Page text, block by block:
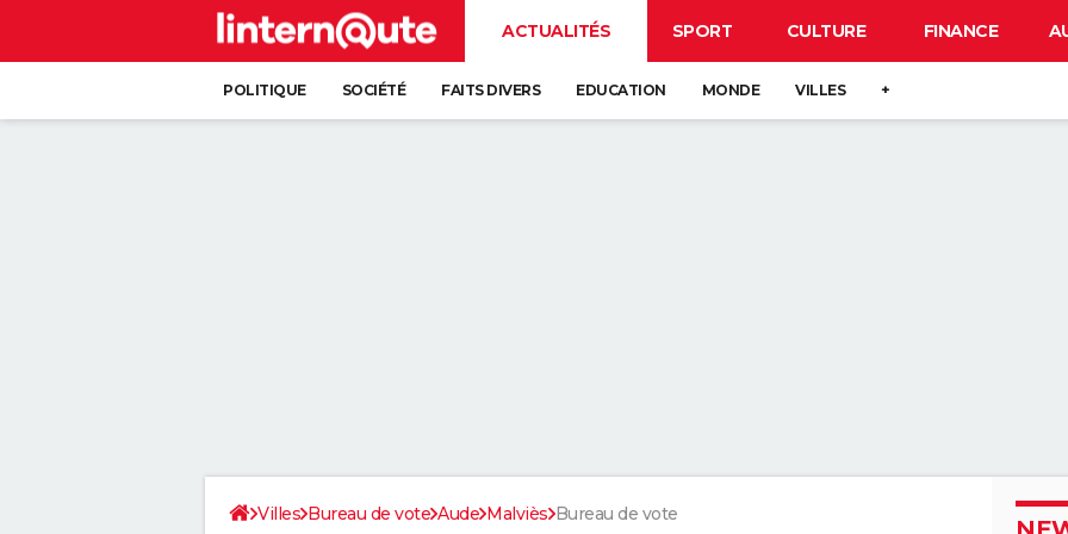
ACTUALITÉS SPORT CULTURE FINANCE
POLITIQUE SOCIÉTÉ FAITS DIVERS EDUCATION MONDE VILLES +
Villes Bureau de vote Aude Malviès Bureau de vote